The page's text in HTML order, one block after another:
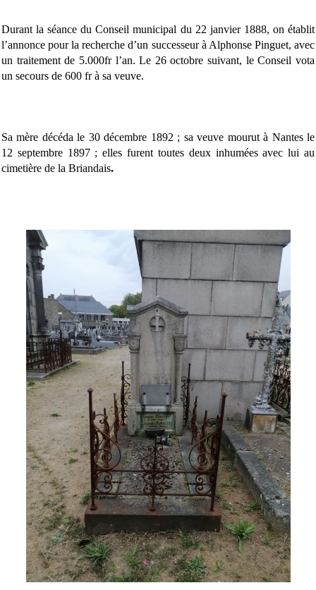
Durant la séance du Conseil municipal du 22 janvier 1888, on établit
l’annonce pour la recherche d’un successeur à Alphonse Pinguet, avec
un traitement de 5.000fr l’an. Le 26 octobre suivant, le Conseil vota
un secours de 600 fr à sa veuve.
Sa mère décéda le 30 décembre 1892 ; sa veuve mourut à Nantes le
12 septembre 1897 ; elles furent toutes deux inhumées avec lui au
cimetière de la Briandais.